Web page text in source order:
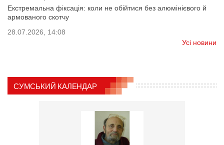
Екстремальна фіксація: коли не обійтися без алюмінієвого й
армованого скотчу
28.07.2026, 14:08
Усі новини
СУМСЬКИЙ КАЛЕНДАР